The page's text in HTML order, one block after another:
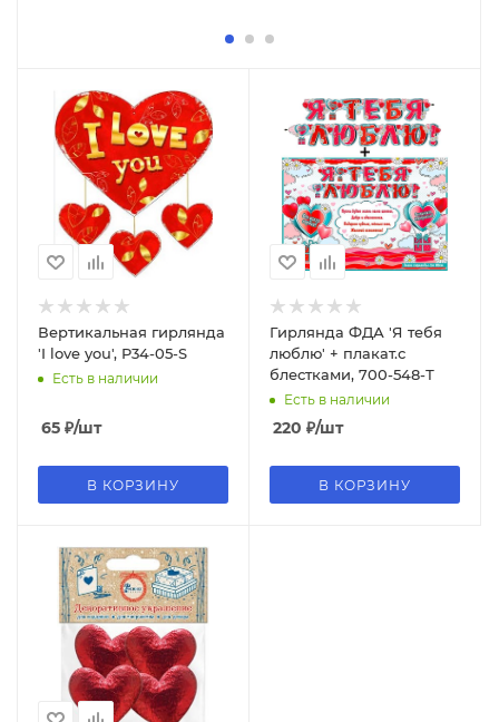
Вертикальная гирлянда
'I love you', P34-05-S
Есть в наличии
65 ₽/шт
В КОРЗИНУ
Гирлянда ФДА 'Я тебя
люблю' + плакат.с
блестками, 700-548-Т
Есть в наличии
220 ₽/шт
В КОРЗИНУ